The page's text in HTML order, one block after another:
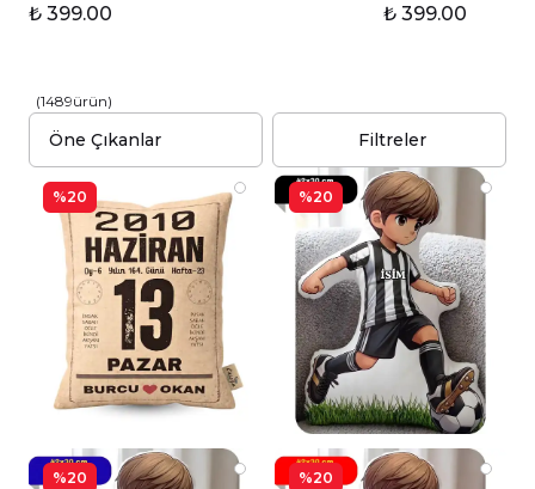
₺ 399.00
₺ 399.00
(1489ürün)
Filtreler
%20 %20
%20 %20